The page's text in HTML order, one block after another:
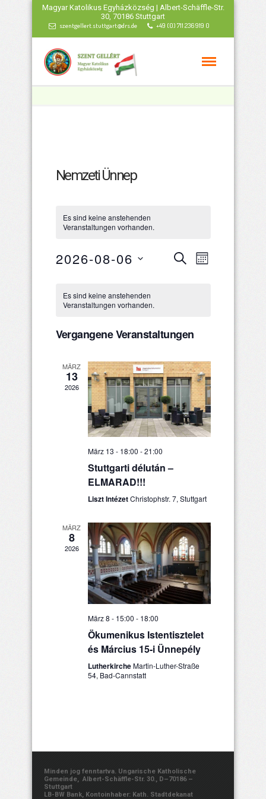
Magyar Katolikus Egyházközség | Albert-Schäffle-Str.
30, 70186 Stuttgart
szentgellert.stuttgart@drs.de +49 (0) 711 236 919 0
Nemzeti Ünnep
Es sind keine anstehenden
Veranstaltungen vorhanden.
Suche
Monat
2026-08-06
Kalender
von
Veranstaltungen
Es sind keine anstehenden
Veranstaltungen vorhanden.
Vergangene Veranstaltungen
MÄRZ
13
2026
März 13 - 18:00 -21:00
Stuttgarti délután –
ELMARAD!!!
Liszt IntézetChristophstr. 7, Stuttgart
MÄRZ
8
2026
März 8 - 15:00 - 18:00
Ökumenikus Istentisztelet
és Március 15-i Ünnepély
LutherkircheMartin-Luther-Straße
54, Bad-Cannstatt
Minden jog fenntartva. Ungarische Katholische
Gemeinde, Albert-Schäffle-Str. 30., D–70186 –
Stuttgart
LB-BW Bank, Kontoinhaber: Kath. Stadtdekanat